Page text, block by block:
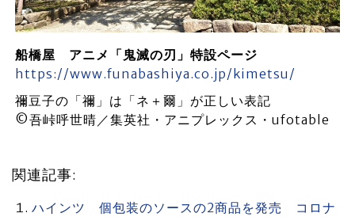
船橋屋 アニメ「鬼滅の刃」特設ページ
https://www.funabashiya.co.jp/kimetsu/
禰豆子の「禰」は「ネ＋爾」が正しい表記
©吾峠呼世晴／集英社・アニプレックス・ufotable
関連記事:
ハインツ 個包装のソースの2商品を発売 コロナ